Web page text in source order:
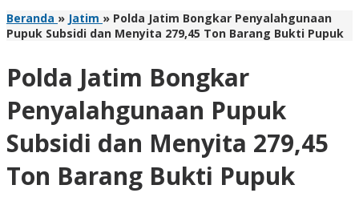
Beranda » Jatim » Polda Jatim Bongkar Penyalahgunaan
Pupuk Subsidi dan Menyita 279,45 Ton Barang Bukti Pupuk
Polda Jatim Bongkar
Penyalahgunaan Pupuk
Subsidi dan Menyita 279,45
Ton Barang Bukti Pupuk